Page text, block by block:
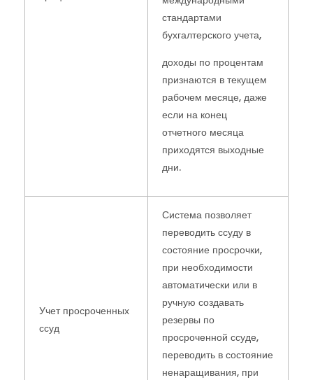
стандартами
бухгалтерского учета,
доходы по процентам
признаются в текущем
рабочем месяце, даже
если на конец
отчетного месяца
приходятся выходные
дни.
Учет просроченных
ссуд
Система позволяет
переводить ссуду в
состояние просрочки,
при необходимости
автоматически или в
ручную создавать
резервы по
просроченной ссуде,
переводить в состояние
ненаращивания, при